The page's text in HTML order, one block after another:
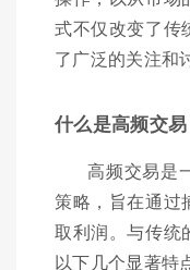
式不仅改变了传
了广泛的关注和
什么是高频交易
高频交易是
策略，旨在通过
取利润。与传统
以下几个显著特